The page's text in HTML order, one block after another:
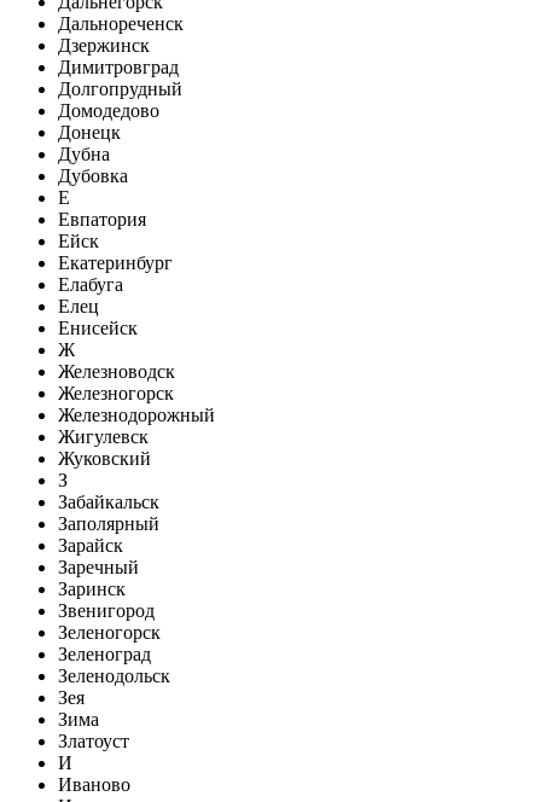
Дальнореченск
Дзержинск
Димитровград
Долгопрудный
Домодедово
Донецк
Дубна
Дубовка
Е
Евпатория
Ейск
Екатеринбург
Елабуга
Елец
Енисейск
Ж
Железноводск
Железногорск
Железнодорожный
Жигулевск
Жуковский
З
Забайкальск
Заполярный
Зарайск
Заречный
Заринск
Звенигород
Зеленогорск
Зеленоград
Зеленодольск
Зея
Зима
Златоуст
И
Иваново